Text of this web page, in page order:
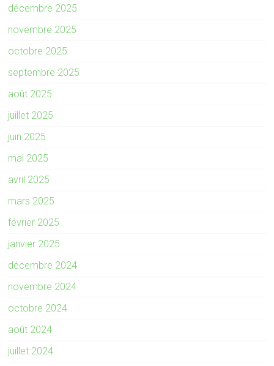
décembre 2025
novembre 2025
octobre 2025
septembre 2025
août 2025
juillet 2025
juin 2025
mai 2025
avril 2025
mars 2025
février 2025
janvier 2025
décembre 2024
novembre 2024
octobre 2024
août 2024
juillet 2024